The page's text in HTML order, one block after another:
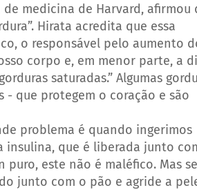
de medicina de Harvard, afirmou
Hirata acredita que essa
o responsável pelo aumento
corpo e, em menor parte, a
saturadas.” Algumas
- que protegem o coração e são
problema é quando ingerimos
insulina, que é liberada junto
puro, este não é maléfico. Mas se
junto com o pão e agride a